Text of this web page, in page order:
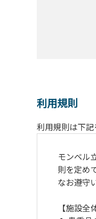
利用規則
利用規則は下記
モンベル
則を定め
なお遵守
【施設全